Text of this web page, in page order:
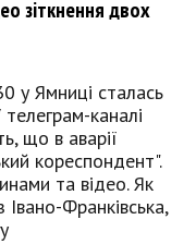
зіткнення двох
у Ямниці сталась
каналі
що в аварії
кореспондент".
та відео. Як
Івано-Франківська,